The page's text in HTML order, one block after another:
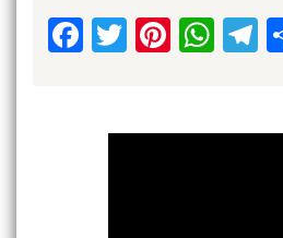
Facebook
Twitter